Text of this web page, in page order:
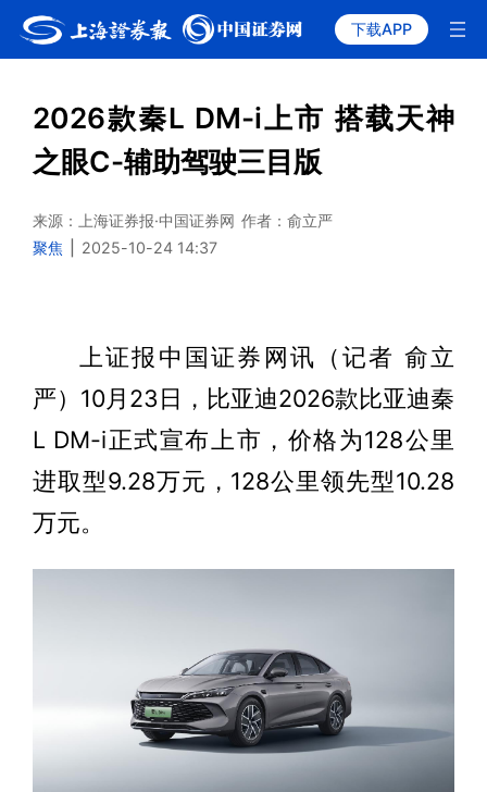
下载APP
2026款秦L DM-i上市 搭载天神
之眼C-辅助驾驶三目版
来源：上海证券报·中国证券网 作者：俞立严
聚焦
2025-10-24 14:37
上证报中国证券网讯（记者 俞立
严）10月23日，比亚迪2026款比亚迪秦
L DM-i正式宣布上市，价格为128公里
进取型9.28万元，128公里领先型10.28
万元。